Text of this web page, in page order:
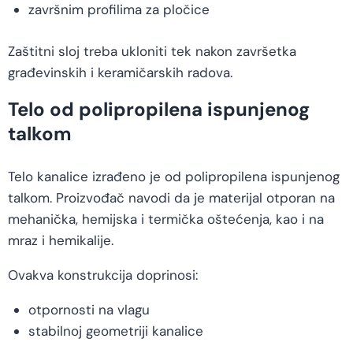
završnim profilima za pločice
Zaštitni sloj treba ukloniti tek nakon završetka
građevinskih i keramičarskih radova.
Telo od polipropilena ispunjenog
talkom
Telo kanalice izrađeno je od polipropilena ispunjenog
talkom. Proizvođač navodi da je materijal otporan na
mehanička, hemijska i termička oštećenja, kao i na
mraz i hemikalije.
Ovakva konstrukcija doprinosi:
otpornosti na vlagu
stabilnoj geometriji kanalice